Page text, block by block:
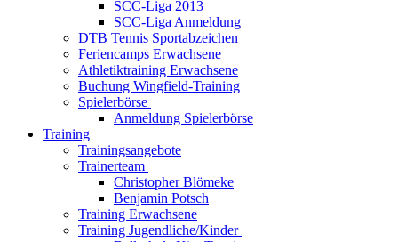
SCC-Liga 2013
SCC-Liga Anmeldung
DTB Tennis Sportabzeichen
Feriencamps Erwachsene
Athletiktraining Erwachsene
Buchung Wingfield-Training
Spielerbörse
Anmeldung Spielerbörse
Training
Trainingsangebote
Trainerteam
Christopher Blömeke
Benjamin Potsch
Training Erwachsene
Training Jugendliche/Kinder